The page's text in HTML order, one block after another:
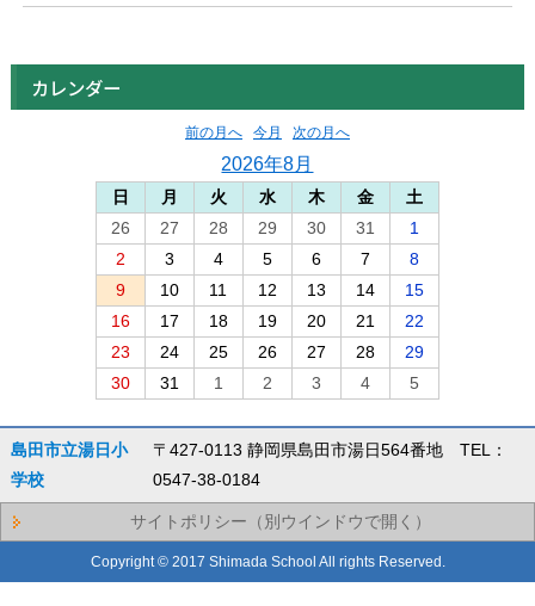
カレンダー
前の月へ 今月 次の月へ
2026年8月
日 月 火 水 木 金
土
26
27 28 29 30 31
1
2
3 4 5 6 7
8
9
10 11 12 13 14
15
16
17 18 19 20 21
22
23
24 25 26 27 28
29
30
31 1 2 3 4 5
島田市立湯日小
学校
〒427-0113 静岡県島田市湯日564番地 TEL：
0547-38-0184
サイトポリシー（別ウインドウで開く）
Copyright © 2017 Shimada School All rights Reserved.